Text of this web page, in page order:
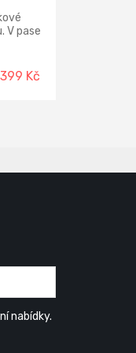
V pase
399 Kč
nabídky.